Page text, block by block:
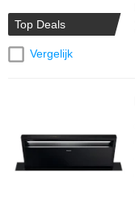
Top Deals
Vergelijk